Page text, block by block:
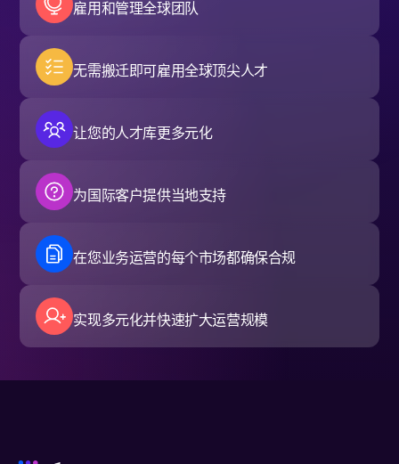
雇用和管理全球团队
无需搬迁即可雇用全球顶尖人才
让您的人才库更多元化
为国际客户提供当地支持
在您业务运营的每个市场都确保合规
实现多元化并快速扩大运营规模